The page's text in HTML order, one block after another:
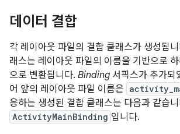
데이터 결합
각 레이아웃 파일의 결합 클래스가 생성됩
래스는 레이아웃 파일의 이름을 기반으로
으로 변환됩니다. Binding 서픽스가 추가되
어 앞의 레이아웃 파일 이름은
응하는 생성된 결합 클래스는 다음과 같습
ActivityMainBinding 입니다.